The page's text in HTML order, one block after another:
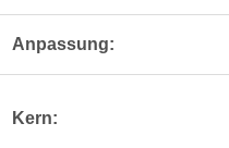
Anpassung:
Kern: